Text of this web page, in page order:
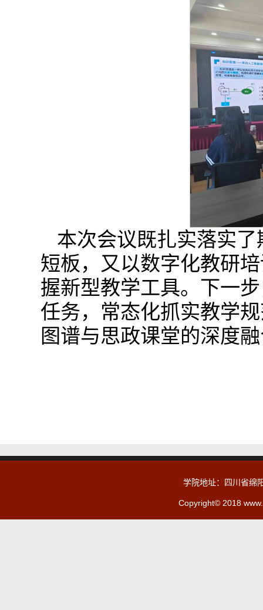
本次会议既扎实落实
短板，又以数字化教研
握新型教学工具。下一
任务，常态化抓实教学
图谱与思政课堂的深度
学院地址：四川省绵
Copyright© 2018